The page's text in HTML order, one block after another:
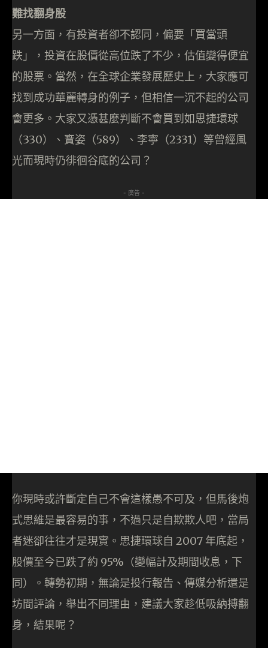
難找翻身股
另一方面，有投資者卻不認同，偏要「買當頭
跌」，投資在股價從高位跌了不少，估值變得便宜
的股票。當然，在全球企業發展歷史上，大家應可
找到成功華麗轉身的例子，但相信一沉不起的公司
會更多。大家又憑甚麼判斷不會買到如思捷環球
（330）、寶姿（589）、李寧（2331）等曾經風
光而現時仍徘徊谷底的公司？
- 廣告 -
你現時或許斷定自己不會這樣愚不可及，但馬後炮
式思維是最容易的事，不過只是自欺欺人吧，當局
者迷卻往往才是現實。思捷環球自 2007 年底起，
股價至今已跌了約 95%（變幅計及期間收息，下
同）。轉勢初期，無論是投行報告、傳媒分析還是
坊間評論，舉出不同理由，建議大家趁低吸納搏翻
身，結果呢？